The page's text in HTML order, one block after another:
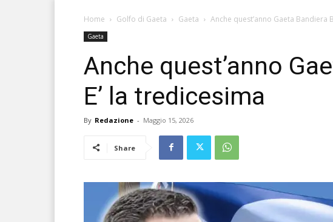
Home Golfo di Gaeta Gaeta Anche quest’anno Gaeta Bandiera
Gaeta
Anche quest’anno
E’ la tredicesima
By Redazione - Maggio 15, 2026
Share